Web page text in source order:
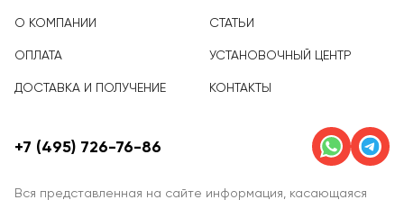
О КОМПАНИИ
ОПЛАТА
ДОСТАВКА И ПОЛУЧЕНИЕ
СТАТЬИ
УСТАНОВОЧНЫЙ ЦЕНТР
КОНТАКТЫ
Вся представленная на сайте информация, касающаяся
+7 (495) 726-76-86